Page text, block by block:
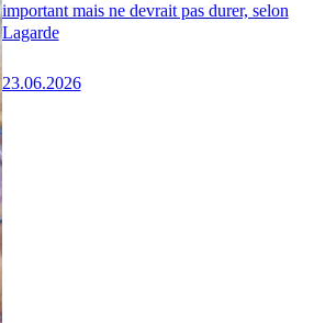
important mais ne devrait pas durer, selon
Lagarde
23.06.2026